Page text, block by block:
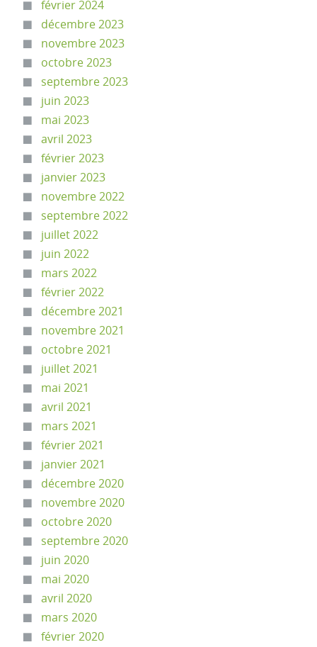
février 2024
décembre 2023
novembre 2023
octobre 2023
septembre 2023
juin 2023
mai 2023
avril 2023
février 2023
janvier 2023
novembre 2022
septembre 2022
juillet 2022
juin 2022
mars 2022
février 2022
décembre 2021
novembre 2021
octobre 2021
juillet 2021
mai 2021
avril 2021
mars 2021
février 2021
janvier 2021
décembre 2020
novembre 2020
octobre 2020
septembre 2020
juin 2020
mai 2020
avril 2020
mars 2020
février 2020